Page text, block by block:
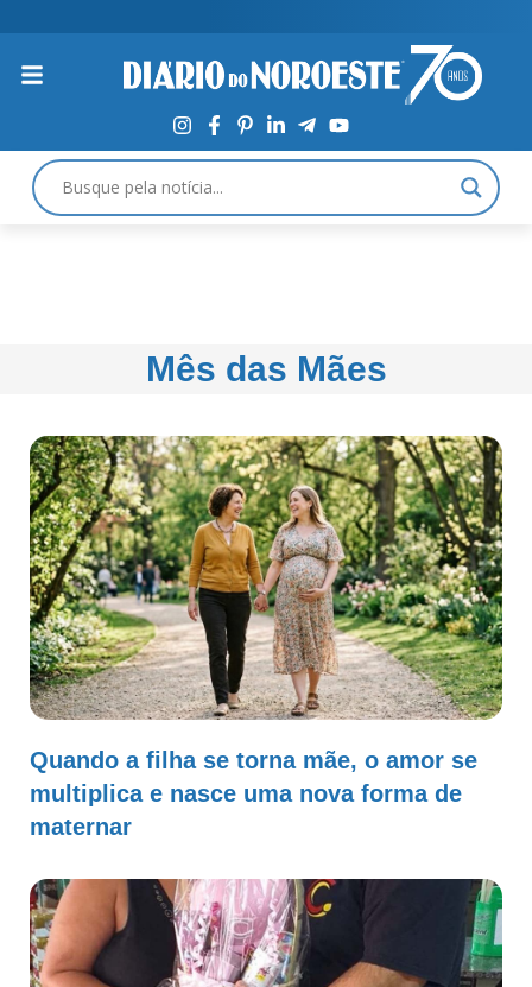
Mês das Mães
Quando a filha se torna mãe, o amor se
multiplica e nasce uma nova forma de
maternar